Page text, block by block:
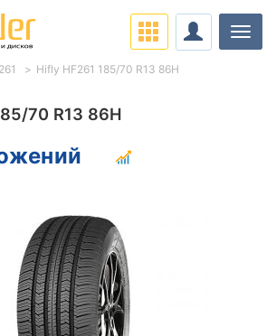
70 R13 86H
Hifly HF261 185/70 R13 86H